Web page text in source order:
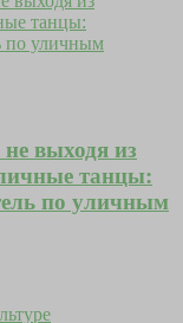
выходя из
танцы:
по уличным